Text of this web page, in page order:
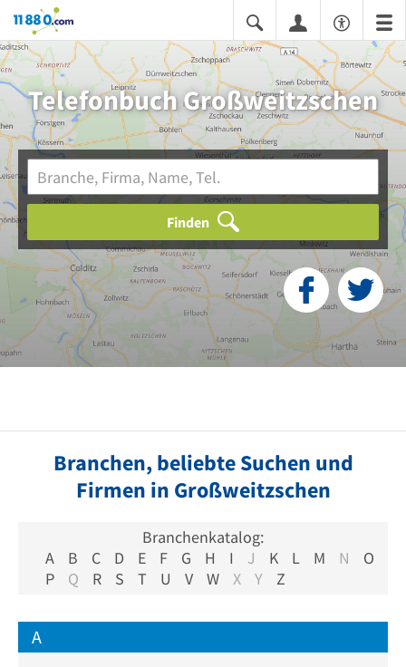
11880.com
Telefonbuch Großweitzschen
Finden
Branchen, beliebte Suchen und
Firmen in Großweitzschen
Branchenkatalog:
A
B C D E F G H I J K L M N
O
P
Q R S T U V W X Y Z
A